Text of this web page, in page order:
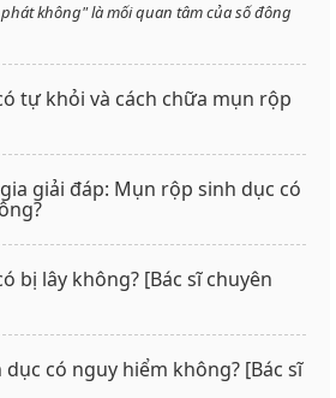
không" là mối quan tâm của số đông
tự khỏi và cách chữa mụn rộp
giải đáp: Mụn rộp sinh dục có
bị lây không? [Bác sĩ chuyên
có nguy hiểm không? [Bác sĩ